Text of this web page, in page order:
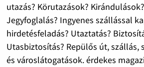
utazás? Körutazások?
Jegyfoglalás? Ingyenes szállással
hirdetésfeladás? Utaztatás?
Utasbiztosítás? Repülős út,
és városlátogatások. érdekes